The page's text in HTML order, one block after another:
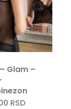
Glam –
RSD